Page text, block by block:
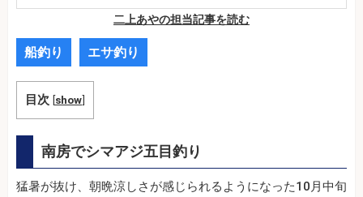
二上あやの担当記事を読む
船釣り エサ釣り
目次 [show]
南房でシマアジ五目釣り
猛暑が抜け、朝晩涼しさが感じられるようになった10月中旬